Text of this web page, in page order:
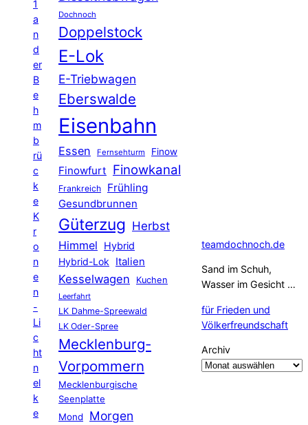
1
a
n
d
er
B
e
h
m
b
rü
c
k
e
K
r
o
n
e
n
-
Li
c
ht
n
el
k
e
Dochnoch
Doppelstock
E-Lok
E-Triebwagen
Eberswalde
Eisenbahn
Essen Fernsehturm Finow
Finowfurt Finowkanal
Frankreich Frühling
Gesundbrunnen
Güterzug Herbst
Himmel
Hybrid
Hybrid-Lok Italien
Kesselwagen Kuchen
Leerfahrt
LK Dahme-Spreewald
LK Oder-Spree
Mecklenburg-
Vorpommern
Mecklenburgische
Seenplatte
Mond
Morgen
teamdochnoch.de
Sand im Schuh,
Wasser im Gesicht …
für Frieden und
Völkerfreundschaft
Archiv